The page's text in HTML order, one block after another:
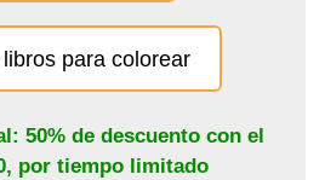
para colorear
50% de descuento con el
, por tiempo limitado